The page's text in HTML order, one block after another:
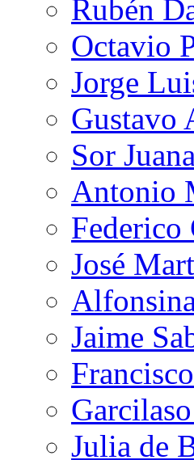
Rubén
Octavio
Jorge
Gustavo
Sor Juana
Antonio
Federico
José
Jaime
Julia de